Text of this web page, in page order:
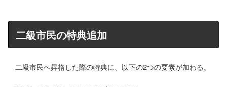
二級市民の特典追加
二級市民へ昇格した際の特典に、以下の2つの要素が加わる。